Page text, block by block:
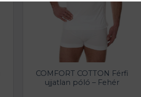
COMFORT COTTON Férfi
ujjatlan póló – Fehér